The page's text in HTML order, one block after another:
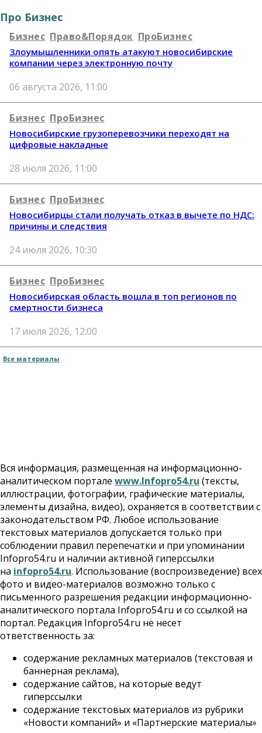
Про Бизнес
Бизнес Право&Порядок ПроБизнес
Злоумышленники опять атакуют новосибирские
компании через электронную почту
06 августа 2026, 11:00
Бизнес ПроБизнес
Новосибирские грузоперевозчики переходят на
цифровые накладные
28 июля 2026, 11:00
Бизнес ПроБизнес
Новосибирцы стали получать отказ в вычете по НДС:
причины и следствия
24 июля 2026, 10:30
Бизнес ПроБизнес
Новосибирская область вошла в топ регионов по
смертности бизнеса
17 июля 2026, 12:00
Все материалы
Вся информация, размещенная на информационно-
аналитическом портале www.Infopro54.ru (тексты,
иллюстрации, фотографии, графические материалы,
элементы дизайна, видео), охраняется в соответствии с
законодательством РФ. Любое использование
текстовых материалов допускается только при
соблюдении правил перепечатки и при упоминании
Infopro54.ru и наличии активной гиперссылки
на infopro54.ru. Использование (воспроизведение) всех
фото и видео-материалов возможно только с
письменного разрешения редакции информационно-
аналитического портала Infopro54.ru и со ссылкой на
портал. Редакция Infopro54.ru не несет
ответственность за:
содержание рекламных материалов (текстовая и
баннерная реклама),
содержание сайтов, на которые ведут
гиперссылки
содержание текстовых материалов из рубрики
«Новости компаний» и «Партнерские материалы»